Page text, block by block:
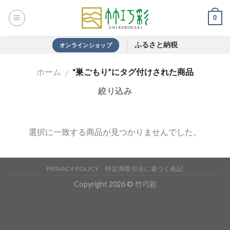
0
オンラインショップ ふるさと納税
ホーム / “巣ごもり”にタグ付けされた商品
絞り込み
選択に一致する商品が見つかりませんでした。
PRIVACY POLICY 特定商取引法に基づく表記
Copyright 2026 © 竹巧彩